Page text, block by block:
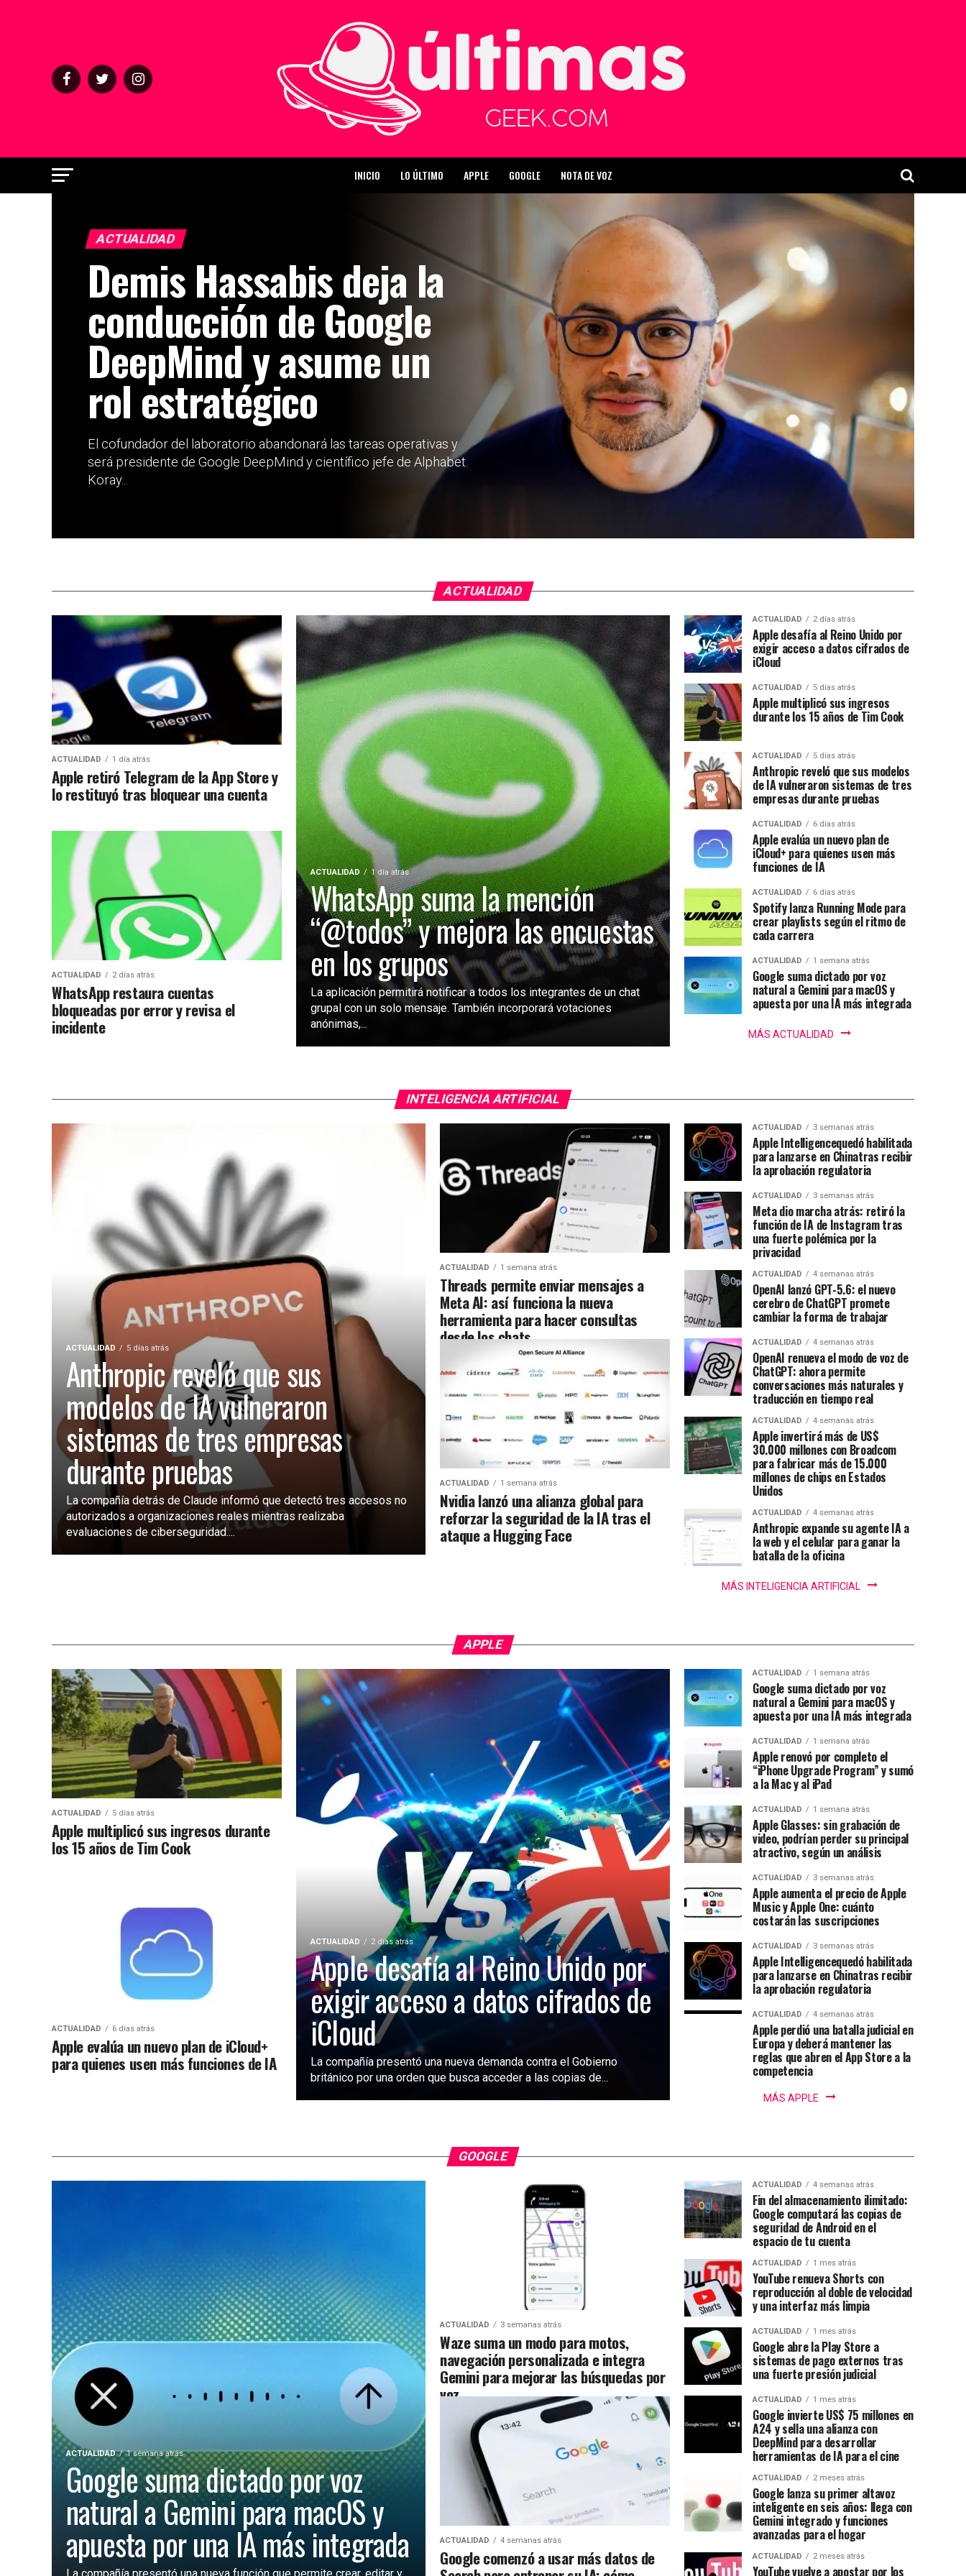
INICIO LO ÚLTIMO APPLE GOOGLE NOTA DE VOZ
ACTUALIDAD
Demis Hassabis deja la
conducción de Google
DeepMind y asume un
rol estratégico
El cofundador del laboratorio abandonará las tareas operativas y
será presidente de Google DeepMind y científico jefe de Alphabet.
Koray...
ACTUALIDAD
ACTUALIDAD 1 día atrás
WhatsApp suma la mención
“@todos” y mejora las encuestas
en los grupos
La aplicación permitirá notificar a todos los integrantes de un chat
grupal con un solo mensaje. También incorporará votaciones
anónimas,...
ACTUALIDAD 1 día atrás
Apple retiró Telegram de la App Store y
lo restituyó tras bloquear una cuenta
ACTUALIDAD 2 días atrás
WhatsApp restaura cuentas
bloqueadas por error y revisa el
incidente
ACTUALIDAD 2 días atrás
Apple desafía al Reino Unido por
exigir acceso a datos cifrados de
iCloud
ACTUALIDAD 5 días atrás
Apple multiplicó sus ingresos
durante los 15 años de Tim Cook
ACTUALIDAD 5 días atrás
Anthropic reveló que sus modelos
de IA vulneraron sistemas de tres
empresas durante pruebas
ACTUALIDAD 6 días atrás
Apple evalúa un nuevo plan de
iCloud+ para quienes usen más
funciones de IA
ACTUALIDAD 6 días atrás
Spotify lanza Running Mode para
crear playlists según el ritmo de
cada carrera
ACTUALIDAD 1 semana atrás
Google suma dictado por voz
natural a Gemini para macOS y
apuesta por una IA más integrada
MÁS ACTUALIDAD
INTELIGENCIA ARTIFICIAL
ACTUALIDAD 5 días atrás
Anthropic reveló que sus
modelos de IA vulneraron
sistemas de tres empresas
durante pruebas
La compañía detrás de Claude informó que detectó tres accesos no
autorizados a organizaciones reales mientras realizaba
evaluaciones de ciberseguridad....
ACTUALIDAD 1 semana atrás
Threads permite enviar mensajes a
Meta AI: así funciona la nueva
herramienta para hacer consultas
desde los chats
ACTUALIDAD 1 semana atrás
Nvidia lanzó una alianza global para
reforzar la seguridad de la IA tras el
ataque a Hugging Face
ACTUALIDAD 3 semanas atrás
Apple Intelligencequedó habilitada
para lanzarse en Chinatras recibir
la aprobación regulatoria
ACTUALIDAD 3 semanas atrás
Meta dio marcha atrás: retiró la
función de IA de Instagram tras
una fuerte polémica por la
privacidad
ACTUALIDAD 4 semanas atrás
OpenAI lanzó GPT-5.6: el nuevo
cerebro de ChatGPT promete
cambiar la forma de trabajar
ACTUALIDAD 4 semanas atrás
OpenAI renueva el modo de voz de
ChatGPT: ahora permite
conversaciones más naturales y
traducción en tiempo real
ACTUALIDAD 4 semanas atrás
Apple invertirá más de US$
30.000 millones con Broadcom
para fabricar más de 15.000
millones de chips en Estados
Unidos
ACTUALIDAD 4 semanas atrás
Anthropic expande su agente IA a
la web y el celular para ganar la
batalla de la oficina
MÁS INTELIGENCIA ARTIFICIAL
APPLE
ACTUALIDAD 2 días atrás
Apple desafía al Reino Unido por
exigir acceso a datos cifrados de
iCloud
La compañía presentó una nueva demanda contra el Gobierno
británico por una orden que busca acceder a las copias de...
ACTUALIDAD 5 días atrás
Apple multiplicó sus ingresos durante
los 15 años de Tim Cook
ACTUALIDAD 6 días atrás
Apple evalúa un nuevo plan de iCloud+
para quienes usen más funciones de IA
ACTUALIDAD 1 semana atrás
Google suma dictado por voz
natural a Gemini para macOS y
apuesta por una IA más integrada
ACTUALIDAD 1 semana atrás
Apple renovó por completo el
“iPhone Upgrade Program” y sumó
a la Mac y al iPad
ACTUALIDAD 1 semana atrás
Apple Glasses: sin grabación de
video, podrían perder su principal
atractivo, según un análisis
ACTUALIDAD 3 semanas atrás
Apple aumenta el precio de Apple
Music y Apple One: cuánto
costarán las suscripciones
ACTUALIDAD 3 semanas atrás
Apple Intelligencequedó habilitada
para lanzarse en Chinatras recibir
la aprobación regulatoria
ACTUALIDAD 4 semanas atrás
Apple perdió una batalla judicial en
Europa y deberá mantener las
reglas que abren el App Store a la
competencia
MÁS APPLE
GOOGLE
ACTUALIDAD 1 semana atrás
Google suma dictado por voz
natural a Gemini para macOS y
apuesta por una IA más integrada
ACTUALIDAD 3 semanas atrás
Waze suma un modo para motos,
navegación personalizada e integra
Gemini para mejorar las búsquedas por
voz
ACTUALIDAD 4 semanas atrás
Google comenzó a usar más datos de
ACTUALIDAD 4 semanas atrás
Fin del almacenamiento ilimitado:
Google computará las copias de
seguridad de Android en el
espacio de tu cuenta
ACTUALIDAD 1 mes atrás
YouTube renueva Shorts con
reproducción al doble de velocidad
y una interfaz más limpia
ACTUALIDAD 1 mes atrás
Google abre la Play Store a
sistemas de pago externos tras
una fuerte presión judicial
ACTUALIDAD 1 mes atrás
Google invierte US$ 75 millones en
A24 y sella una alianza con
DeepMind para desarrollar
herramientas de IA para el cine
ACTUALIDAD 2 meses atrás
Google lanza su primer altavoz
inteligente en seis años: llega con
Gemini integrado y funciones
avanzadas para el hogar
ACTUALIDAD 2 meses atrás
YouTube vuelve a apostar por los